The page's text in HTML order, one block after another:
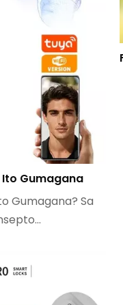
Ito Gumagana
Gumagana? Sa